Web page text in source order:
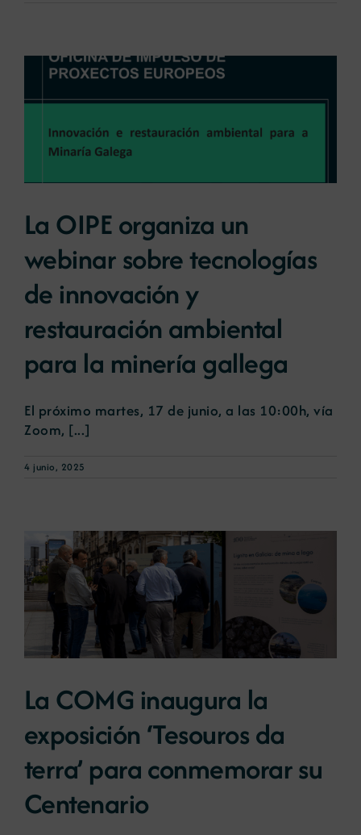
La OIPE organiza un
webinar sobre tecnologías
de innovación y
restauración ambiental
para la minería gallega
El próximo martes, 17 de junio, a las 10:00h, vía
Zoom, [...]
4 junio, 2025
La COMG inaugura la
exposición ‘Tesouros da
terra’ para conmemorar su
Centenario